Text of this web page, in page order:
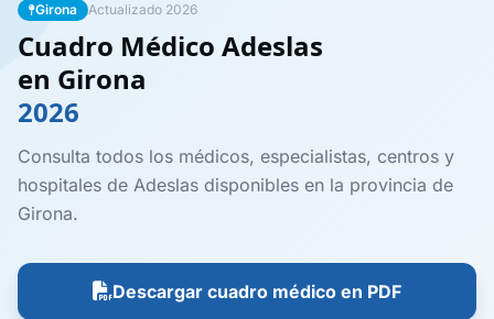
Girona Actualizado 2026
Cuadro Médico Adeslas
en Girona
2026
Consulta todos los médicos, especialistas, centros y
hospitales de Adeslas disponibles en la provincia de
Girona.
Descargar cuadro médico en PDF